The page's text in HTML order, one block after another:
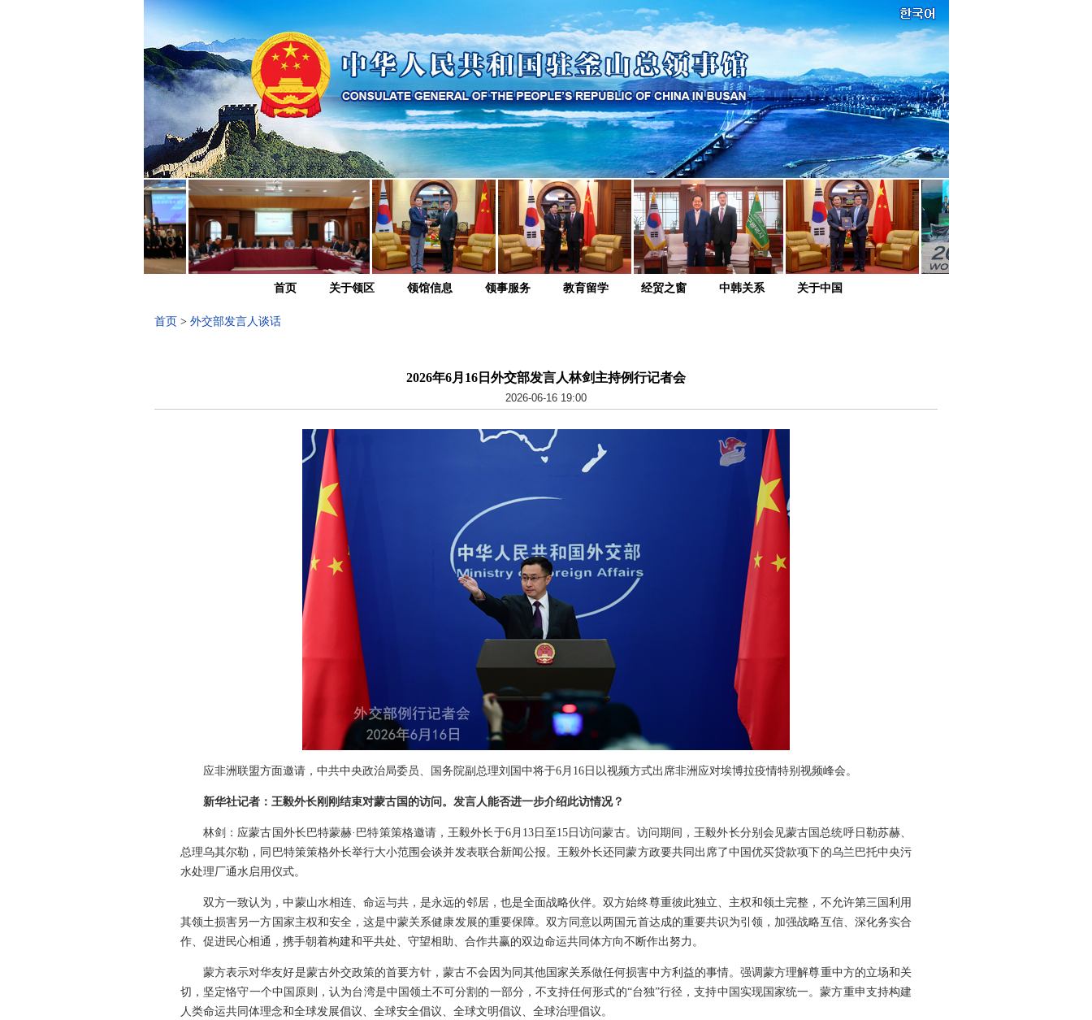
首页 关于领区 领馆信息 领事服务 教育留学 经贸之窗 中韩关系 关于中国
首页 > 外交部发言人谈话
2026年6月16日外交部发言人林剑主持例行记者会
2026-06-16 19:00
应非洲联盟方面邀请，中共中央政治局委员、国务院副总理刘国中将于6月16日以视频方式出席非洲应对埃博拉疫情特别视频峰会。
新华社记者：王毅外长刚刚结束对蒙古国的访问。发言人能否进一步介绍此访情况？
林剑：应蒙古国外长巴特蒙赫·巴特策策格邀请，王毅外长于6月13日至15日访问蒙古。访问期间，王毅外长分别会见蒙古国总统呼日勒苏赫、
总理乌其尔勒，同巴特策策格外长举行大小范围会谈并发表联合新闻公报。王毅外长还同蒙方政要共同出席了中国优买贷款项下的乌兰巴托中央污
水处理厂通水启用仪式。
双方一致认为，中蒙山水相连、命运与共，是永远的邻居，也是全面战略伙伴。双方始终尊重彼此独立、主权和领土完整，不允许第三国利用
其领土损害另一方国家主权和安全，这是中蒙关系健康发展的重要保障。双方同意以两国元首达成的重要共识为引领，加强战略互信、深化务实合
作、促进民心相通，携手朝着构建和平共处、守望相助、合作共赢的双边命运共同体方向不断作出努力。
蒙方表示对华友好是蒙古外交政策的首要方针，蒙古不会因为同其他国家关系做任何损害中方利益的事情。强调蒙方理解尊重中方的立场和关
切，坚定恪守一个中国原则，认为台湾是中国领土不可分割的一部分，不支持任何形式的“台独”行径，支持中国实现国家统一。蒙方重申支持构建
人类命运共同体理念和全球发展倡议、全球安全倡议、全球文明倡议、全球治理倡议。